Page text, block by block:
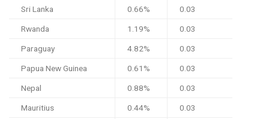
Sri Lanka 0.66% 0.03
Rwanda 1.19% 0.03
Paraguay 4.82% 0.03
Papua New Guinea 0.61% 0.03
Nepal 0.88% 0.03
Mauritius 0.44% 0.03